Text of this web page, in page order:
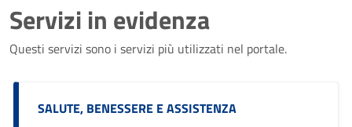
Servizi in evidenza
Questi servizi sono i servizi più utilizzati nel portale.
Categoria:
SALUTE, BENESSERE E ASSISTENZA